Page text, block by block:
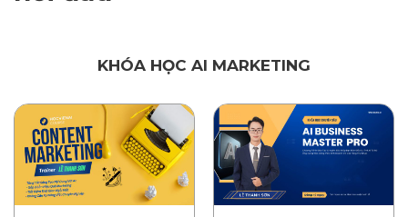
KHÓA HỌC AI MARKETING